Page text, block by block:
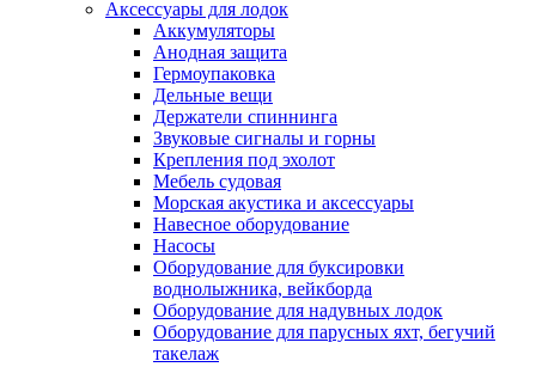
Аксессуары для лодок
Аккумуляторы
Анодная защита
Гермоупаковка
Дельные вещи
Держатели спиннинга
Звуковые сигналы и горны
Крепления под эхолот
Мебель судовая
Морская акустика и аксессуары
Навесное оборудование
Насосы
Оборудование для буксировки
воднолыжника, вейкборда
Оборудование для надувных лодок
Оборудование для парусных яхт, бегучий
такелаж